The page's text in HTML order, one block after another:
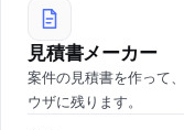
見積書メーカー
案件の見積書を作って
ウザに残ります。